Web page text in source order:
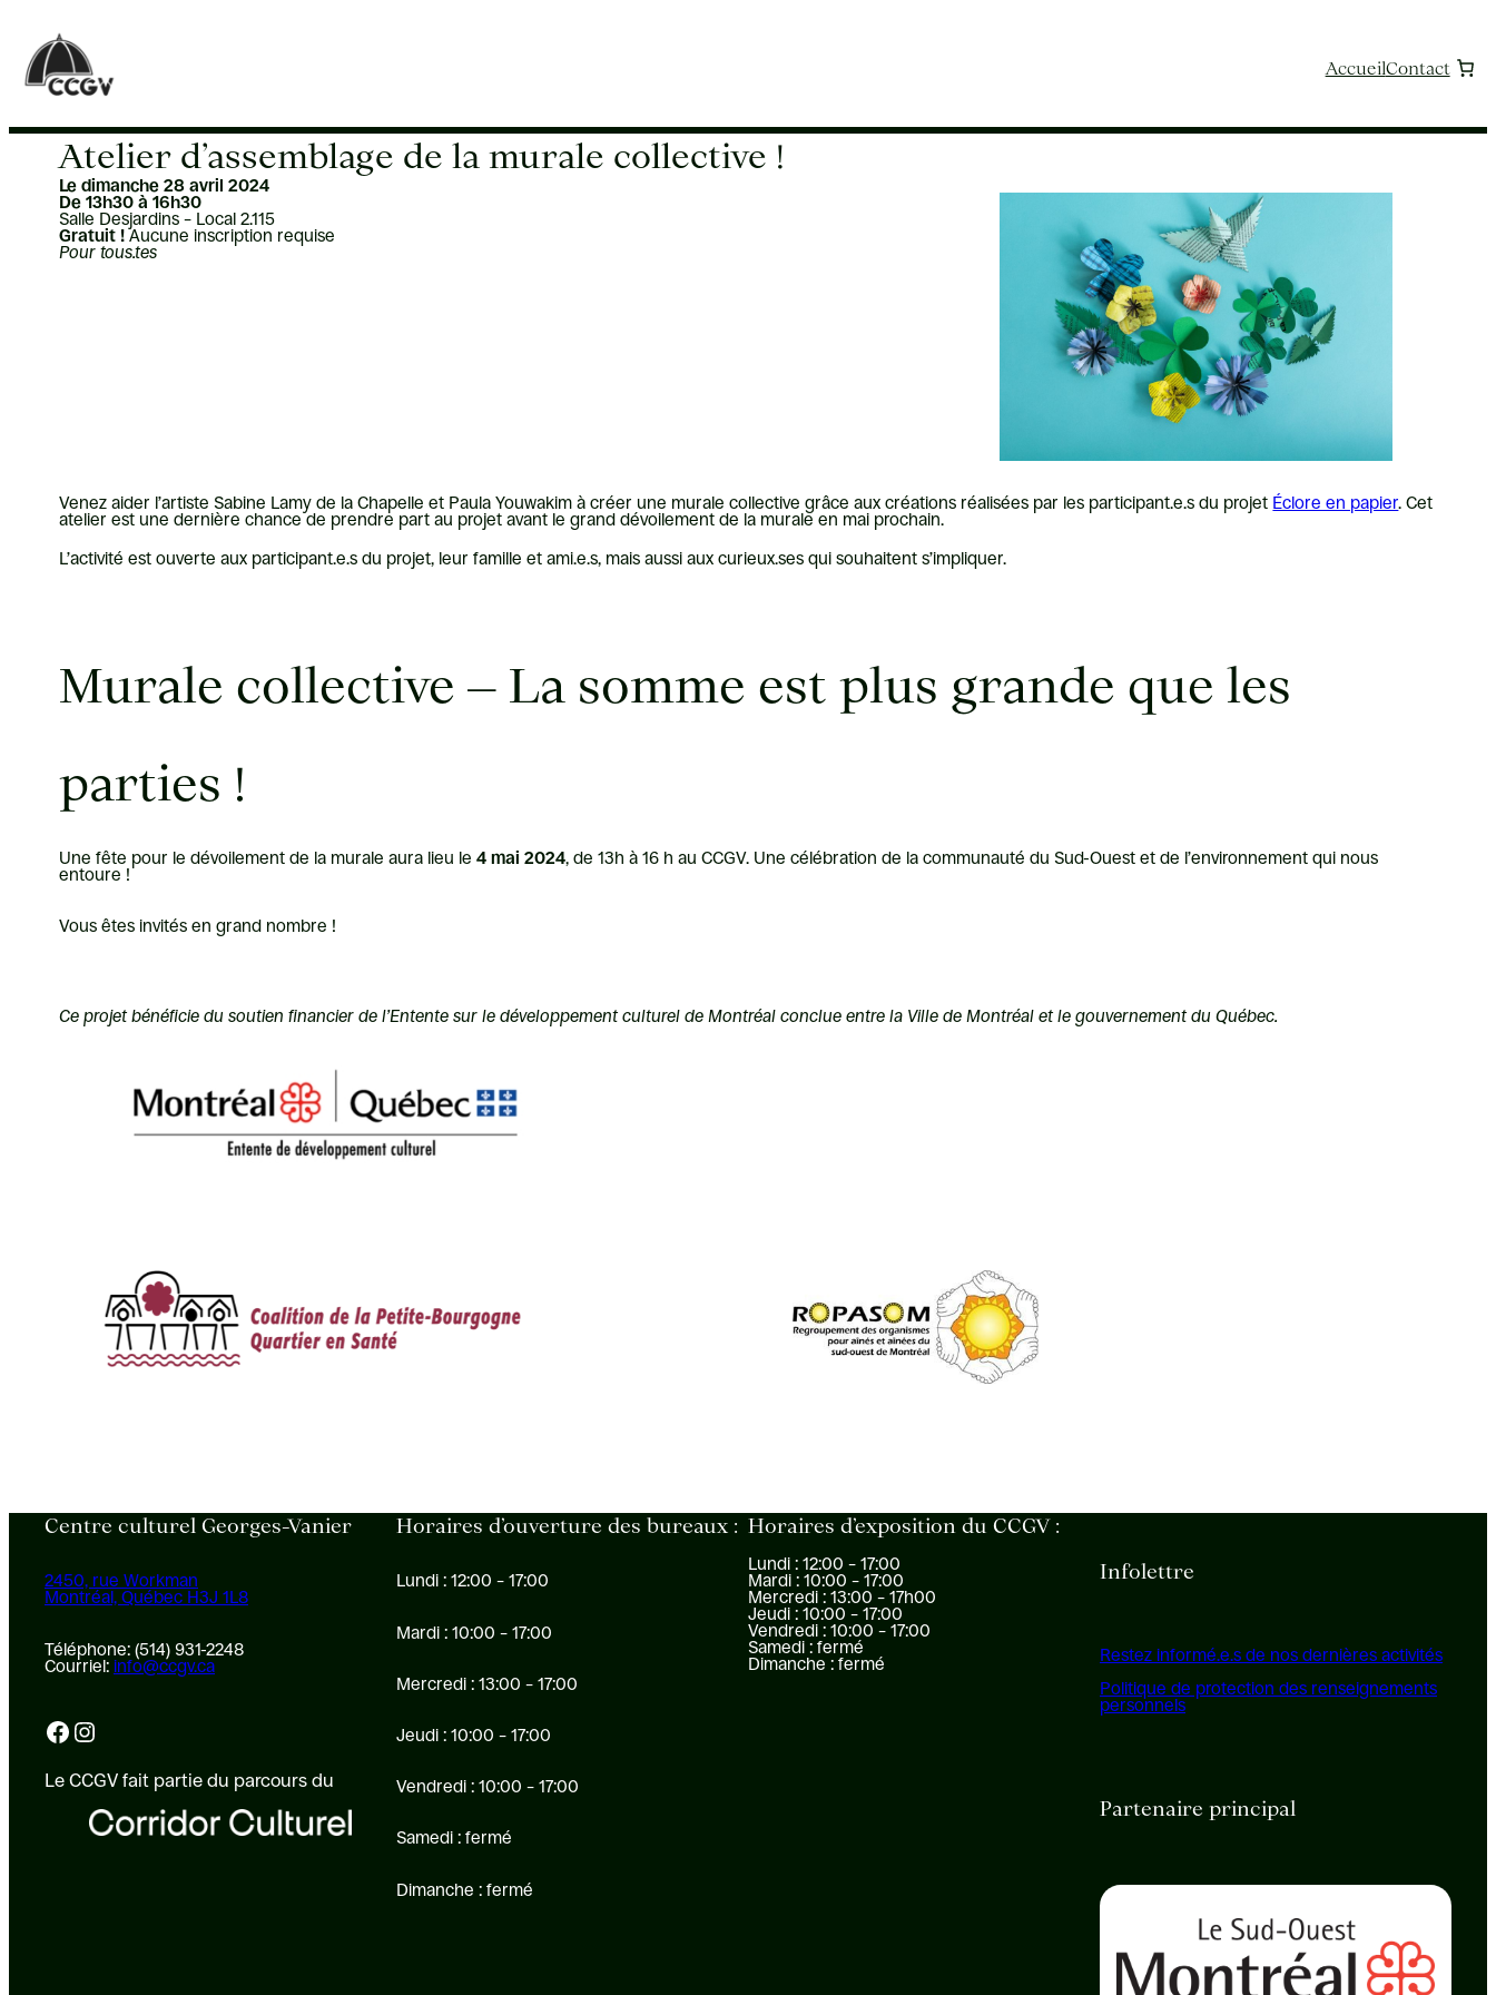
contenu
AccueilContact
Atelier d’assemblage de la murale collective !
Le dimanche 28 avril 2024
De 13h30 à 16h30
Salle Desjardins – Local 2.115
Gratuit !Aucune inscription requise
Pour tous.tes
Venez aider l’artiste Sabine Lamy de la Chapelle et Paula Youwakim à créer une murale collective grâce aux créations réalisées par les participant.e.s du projet Éclore en papier. Cet
atelier est une dernière chance de prendre part au projet avant le grand dévoilement de la murale en mai prochain.
L’activité est ouverte aux participant.e.s du projet, leur famille et ami.e.s, mais aussi aux curieux.ses qui souhaitent s’impliquer.
Murale collective – La somme est plus grande que les
parties !
Une fête pour le dévoilement de la murale aura lieu le4 mai 2024, de 13h à 16 h au CCGV. Une célébration de la communauté du Sud-Ouest et de l’environnement qui nous
entoure !
Vous êtes invités en grand nombre !
Ce projet bénéficie du soutien financier de l’Entente sur le développement culturel de Montréal conclue entre la Ville de Montréal et le gouvernement du Québec.
Centre culturel Georges-Vanier
2450, rue Workman
Montréal, Québec H3J 1L8
Téléphone: (514) 931-2248
Courriel: info@ccgv.ca
Facebook Instagram
Le CCGV fait partie du parcours du
Horaires d’ouverture des bureaux :
Lundi : 12:00 – 17:00
Mardi : 10:00 – 17:00
Mercredi : 13:00 – 17:00
Jeudi : 10:00 – 17:00
Vendredi : 10:00 – 17:00
Samedi : fermé
Dimanche : fermé
Horaires d’exposition du CCGV :
Lundi : 12:00 – 17:00
Mardi : 10:00 – 17:00
Mercredi : 13:00 – 17h00
Jeudi : 10:00 – 17:00
Vendredi : 10:00 – 17:00
Samedi : fermé
Dimanche : fermé
Infolettre
Restez informé.e.s de nos dernières activités
Politique de protection des renseignements
personnels
Partenaire principal